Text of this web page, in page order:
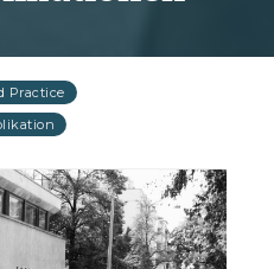
Practice